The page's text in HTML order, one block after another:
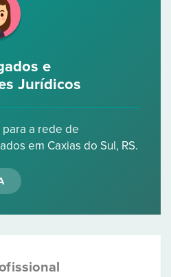
e
Jurídicos
para a rede de
em Caxias do Sul, RS.